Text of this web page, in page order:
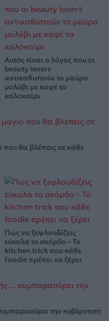
Αυτός είναι ο λόγος που οι
beauty lovers
αντικαθιστούν το μαύρο
μολύβι με καφέ το
καλοκαίρι
που θα βλέπεις σε κάθε
Πώς να ξεφλουδίζεις
εύκολα το σκόρδο – Το
kitchen trick που κάθε
foodie πρέπει να ξέρει
την κυβέρνηση